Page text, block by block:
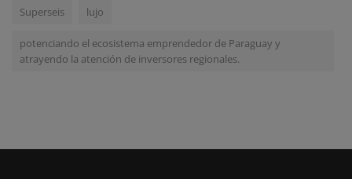
Superseis lujo
potenciando el ecosistema emprendedor de Paraguay y
atrayendo la atención de inversores regionales.